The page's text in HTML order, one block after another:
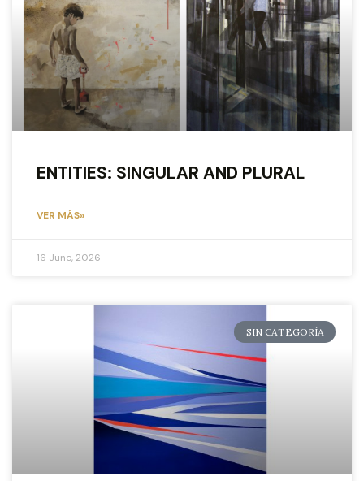
ENTITIES: SINGULAR AND PLURAL
VER MÁS»
16 June, 2026
SIN CATEGORÍA